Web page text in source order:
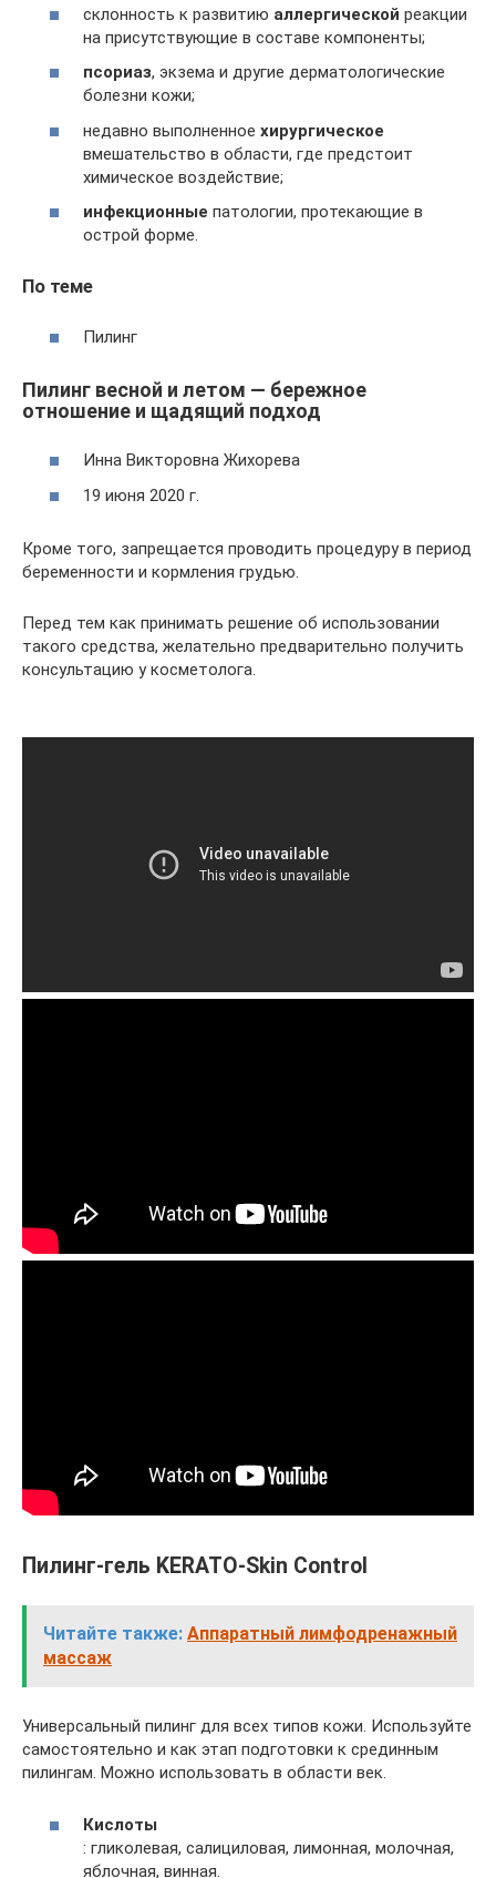
склонность к развитию аллергической реакции
на присутствующие в составе компоненты;
псориаз, экзема и другие дерматологические
болезни кожи;
недавно выполненное хирургическое
вмешательство в области, где предстоит
химическое воздействие;
инфекционные патологии, протекающие в
острой форме.
По теме
Пилинг
Пилинг весной и летом — бережное
отношение и щадящий подход
Инна Викторовна Жихорева
19 июня 2020 г.
Кроме того, запрещается проводить процедуру в период
беременности и кормления грудью.
Перед тем как принимать решение об использовании
такого средства, желательно предварительно получить
консультацию у косметолога.
Пилинг-гель KERATO-Skin Control
Читайте также: Аппаратный лимфодренажный
массаж
Универсальный пилинг для всех типов кожи. Используйте
самостоятельно и как этап подготовки к срединным
пилингам. Можно использовать в области век.
Кислоты
: гликолевая, салициловая, лимонная, молочная,
яблочная, винная.